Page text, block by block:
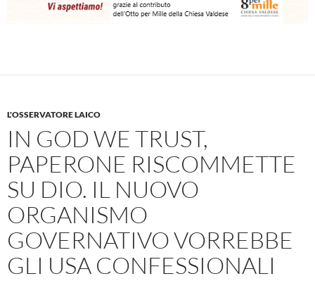
L'OSSERVATORE LAICO
IN GOD WE TRUST,
PAPERONE RISCOMMETTE
SU DIO. IL NUOVO
ORGANISMO
GOVERNATIVO VORREBBE
GLI USA CONFESSIONALI